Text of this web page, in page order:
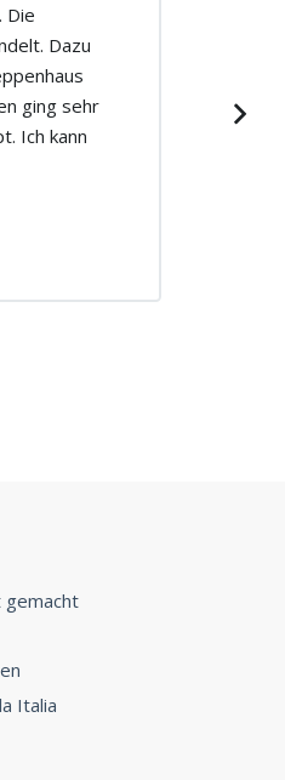
Die
Dazu
ging sehr
Ich kann
gemacht
Italia